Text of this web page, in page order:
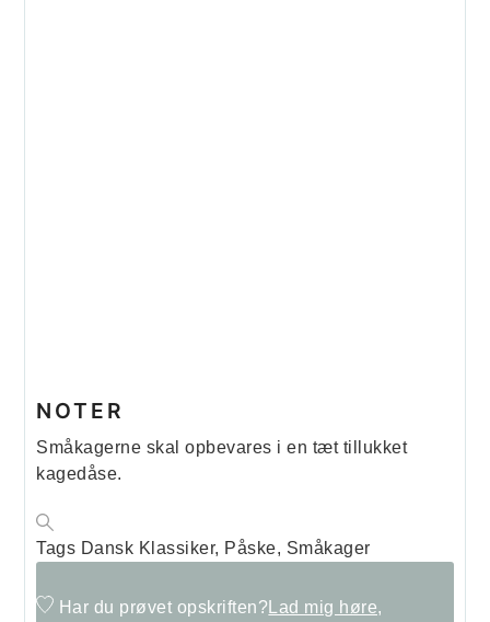
NOTER
Småkagerne skal opbevares i en tæt tillukket
kagedåse.
Tags Dansk Klassiker, Påske, Småkager
Har du prøvet opskriften? Lad mig høre,